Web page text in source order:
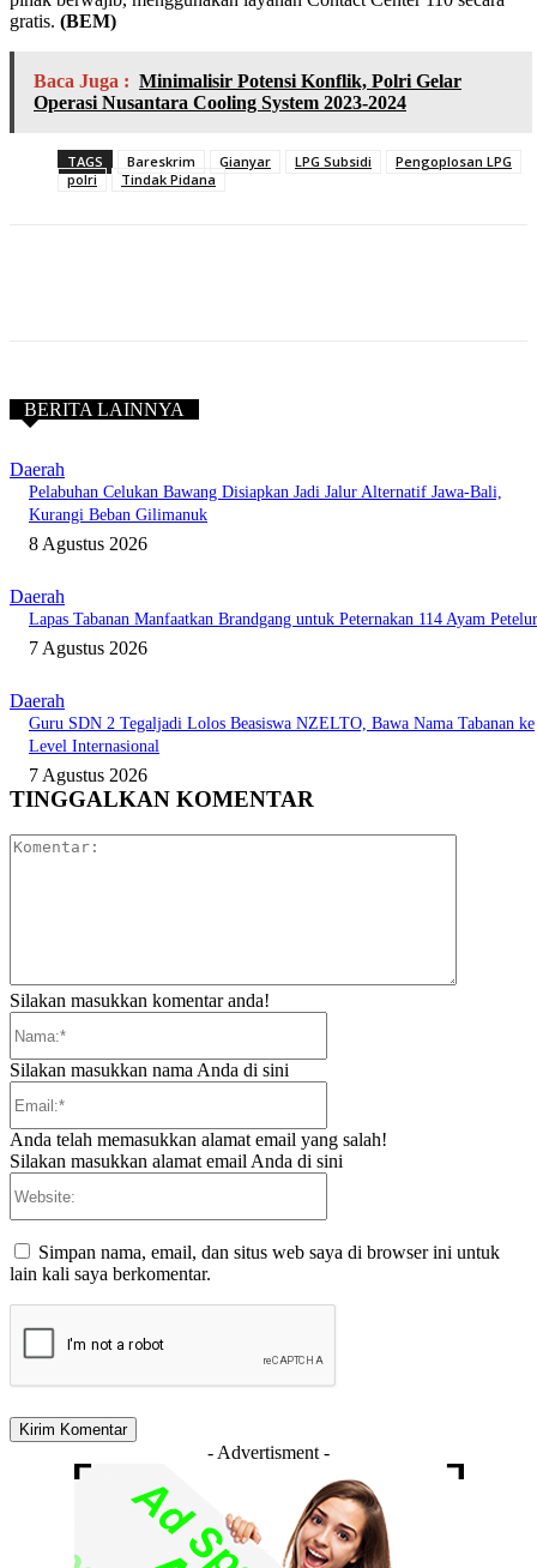
gratis. (BEM)
Baca Juga : Minimalisir Potensi Konflik, Polri Gelar
Operasi Nusantara Cooling System 2023-2024
TAGS Bareskrim Gianyar LPG Subsidi
Pengoplosan LPG
polri
Tindak Pidana
BERITA LAINNYA
Daerah
Pelabuhan Celukan Bawang Disiapkan Jadi Jalur Alternatif Jawa-Bali,
Kurangi Beban Gilimanuk
8 Agustus 2026
Daerah
Lapas Tabanan Manfaatkan Brandgang untuk Peternakan 114 Ayam Petelur
7 Agustus 2026
Daerah
Guru SDN 2 Tegaljadi Lolos Beasiswa NZELTO, Bawa Nama Tabanan ke
Level Internasional
7 Agustus 2026
TINGGALKAN KOMENTAR
Silakan masukkan komentar anda!
Silakan masukkan nama Anda di sini
Anda telah memasukkan alamat email yang salah!
Silakan masukkan alamat email Anda di sini
Simpan nama, email, dan situs web saya di browser ini untuk
lain kali saya berkomentar.
- Advertisment -